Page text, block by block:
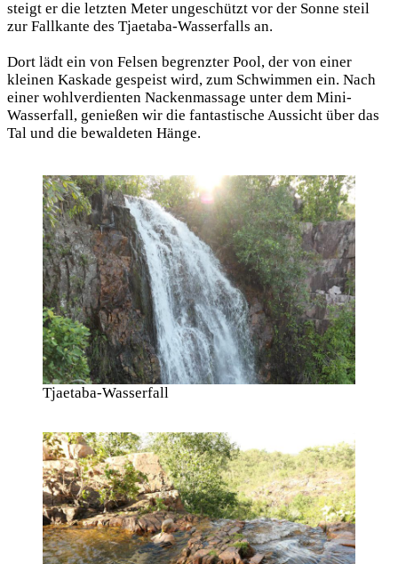
steigt er die letzten Meter ungeschützt vor der Sonne steil
zur Fallkante des Tjaetaba-Wasserfalls an.
Dort lädt ein von Felsen begrenzter Pool, der von einer
kleinen Kaskade gespeist wird, zum Schwimmen ein. Nach
einer wohlverdienten Nackenmassage unter dem Mini-
Wasserfall, genießen wir die fantastische Aussicht über das
Tal und die bewaldeten Hänge.
Tjaetaba-Wasserfall